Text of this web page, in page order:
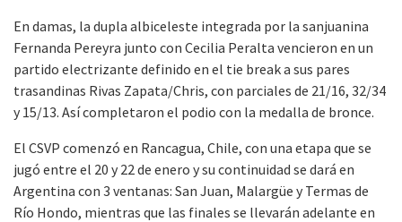
En damas, la dupla albiceleste integrada por la sanjuanina
Fernanda Pereyra junto con Cecilia Peralta vencieron en un
partido electrizante definido en el tie break a sus pares
trasandinas Rivas Zapata/Chris, con parciales de 21/16, 32/34
y 15/13. Así completaron el podio con la medalla de bronce.
El CSVP comenzó en Rancagua, Chile, con una etapa que se
jugó entre el 20 y 22 de enero y su continuidad se dará en
Argentina con 3 ventanas: San Juan, Malargüe y Termas de
Río Hondo, mientras que las finales se llevarán adelante en